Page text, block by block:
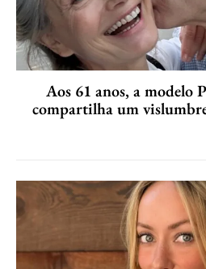
Aos 61 anos, a modelo
compartilha um